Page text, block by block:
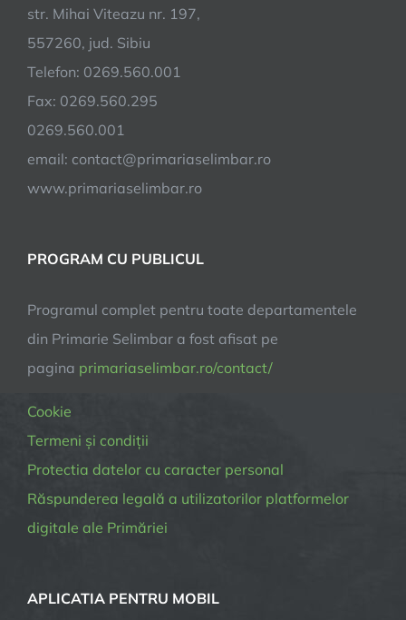
din
str. Mihai Viteazu nr. 197,
557260, jud. Sibiu
Telefon: 0269.560.001
Fax: 0269.560.295
0269.560.001
email: contact@primariaselimbar.ro
www.primariaselimbar.ro
PROGRAM CU PUBLICUL
Programul complet pentru toate departamentele
din Primarie Selimbar a fost afisat pe
pagina primariaselimbar.ro/contact/
Cookie
Termeni și condiții
Protectia datelor cu caracter personal
Răspunderea legală a utilizatorilor platformelor
digitale ale Primăriei
APLICATIA PENTRU MOBIL